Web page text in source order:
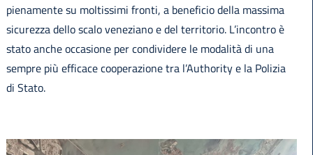
pienamente su moltissimi fronti, a beneficio della massima
sicurezza dello scalo veneziano e del territorio. L’incontro è
stato anche occasione per condividere le modalità di una
sempre più efficace cooperazione tra l’Authority e la Polizia
di Stato.